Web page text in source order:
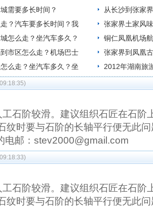
需要多长时间？
从长沙到张家
？汽车要多长时间？我
张家界土家风
怎么走？坐汽车多久？
铜仁凤凰机场
市区怎么走？机场巴士
张家界到凤凰
么走？坐汽车多久？坐
2012年湖南旅
石阶较滑。建议组织石匠在石阶
纹时要与石阶的长轴平行便无此
邮：stev2000@gmail.com
石阶较滑。建议组织石匠在石阶
纹时要与石阶的长轴平行便无此